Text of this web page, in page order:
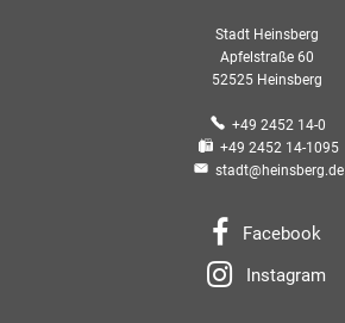
Stadt Heinsberg
Apfelstraße 60
52525 Heinsberg
+49 2452 14-0
+49 2452 14-1095
stadt@heinsberg.de
Facebook
Instagram